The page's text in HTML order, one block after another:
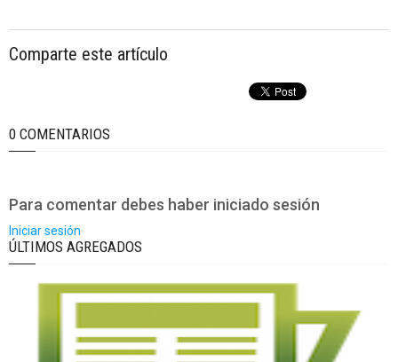
Comparte este artículo
0 COMENTARIOS
Para comentar debes haber iniciado sesión
Iniciar sesión
ÚLTIMOS AGREGADOS